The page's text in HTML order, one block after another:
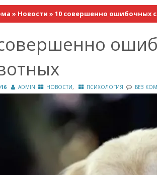
» Новости » 10 совершенно ошибочных
ADMIN НОВОСТИ, ПСИХОЛОГИЯ БЕЗ